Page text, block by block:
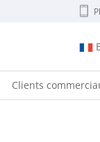
Clients